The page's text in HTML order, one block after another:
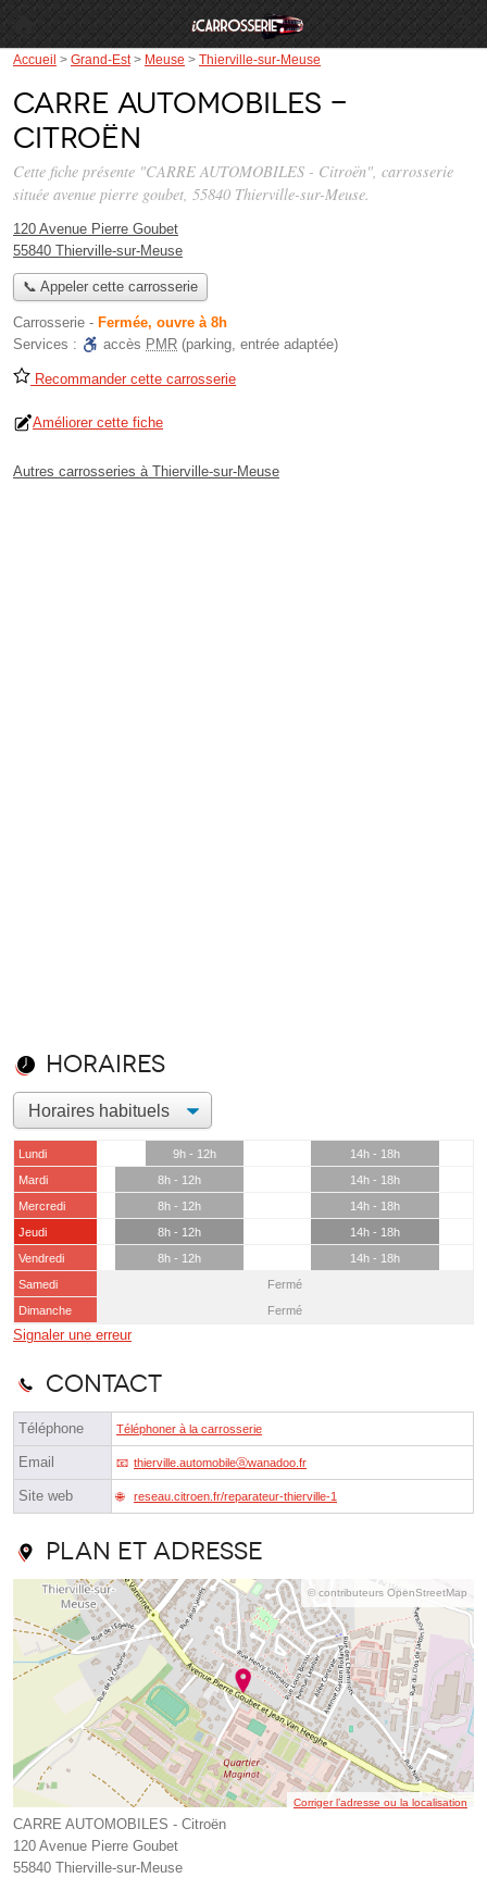
Accueil > Grand-Est> Meuse > Thierville-sur-Meuse
CARRE AUTOMOBILES -
Citroën
Cette fiche présente "CARRE AUTOMOBILES - Citroën", carrosserie
située avenue pierre goubet, 55840 Thierville-sur-Meuse.
120 Avenue Pierre Goubet
55840 Thierville-sur-Meuse
📞 Appeler cette carrosserie
Carrosserie - Fermée, ouvre à 8h
Services :
accès PMR (parking, entrée adaptée)
Recommander cette carrosserie
Améliorer cette fiche
Autres carrosseries à Thierville-sur-Meuse
Horaires
Lundi 9h - 12h
14h - 18h
Mardi
8h - 12h
14h - 18h
Mercredi
8h - 12h
14h - 18h
Jeudi
8h - 12h
14h - 18h
Vendredi
8h - 12h
14h - 18h
Samedi
Fermé
Dimanche
Fermé
Signaler une erreur
Contact
Téléphone Téléphoner à la carrosserie
Email thierville.automobileⓐwanadoo.fr
Site web reseau.citroen.fr/reparateur-thierville-1
Plan et adresse
© contributeurs OpenStreetMap
Corriger l’adresse ou la localisation
CARRE AUTOMOBILES - Citroën
120 Avenue Pierre Goubet
55840 Thierville-sur-Meuse